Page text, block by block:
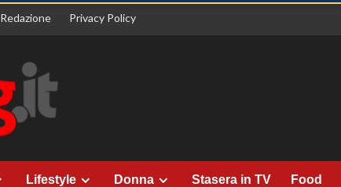
Redazione Privacy Policy
Lifestyle Donna Stasera in TV Food